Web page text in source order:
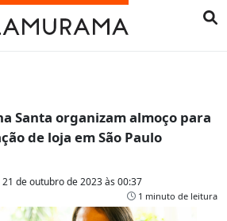
Santa organizam almoço para
de loja em São Paulo
21 de outubro de 2023 às 00:37
1 minuto de leitura